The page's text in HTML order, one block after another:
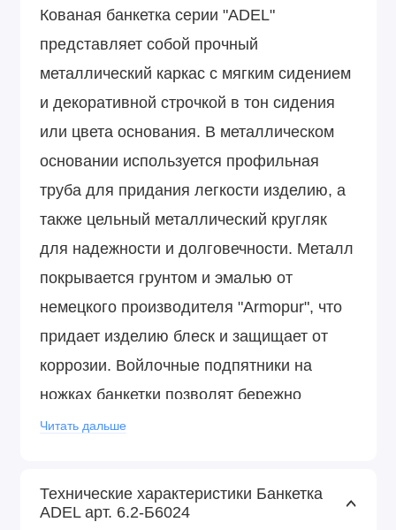
Кованая банкетка серии "ADEL"
представляет собой прочный
металлический каркас с мягким сидением
и декоративной строчкой в тон сидения
или цвета основания. В металлическом
основании используется профильная
труба для придания легкости изделию, а
также цельный металлический кругляк
для надежности и долговечности. Металл
покрывается грунтом и эмалью от
немецкого производителя "Armopur", что
придает изделию блеск и защищает от
коррозии. Войлочные подпятники на
ножках банкетки позволят бережно
эксплуатировать ее на любом покрытии
Читать дальше
Технические характеристики Банкетка
ADEL арт. 6.2-Б6024